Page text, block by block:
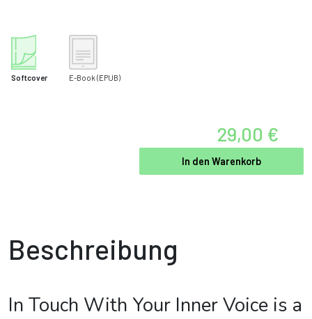
Softcover E-Book (EPUB)
29,00 €
In den Warenkorb
Beschreibung
In Touch With Your Inner Voice is a